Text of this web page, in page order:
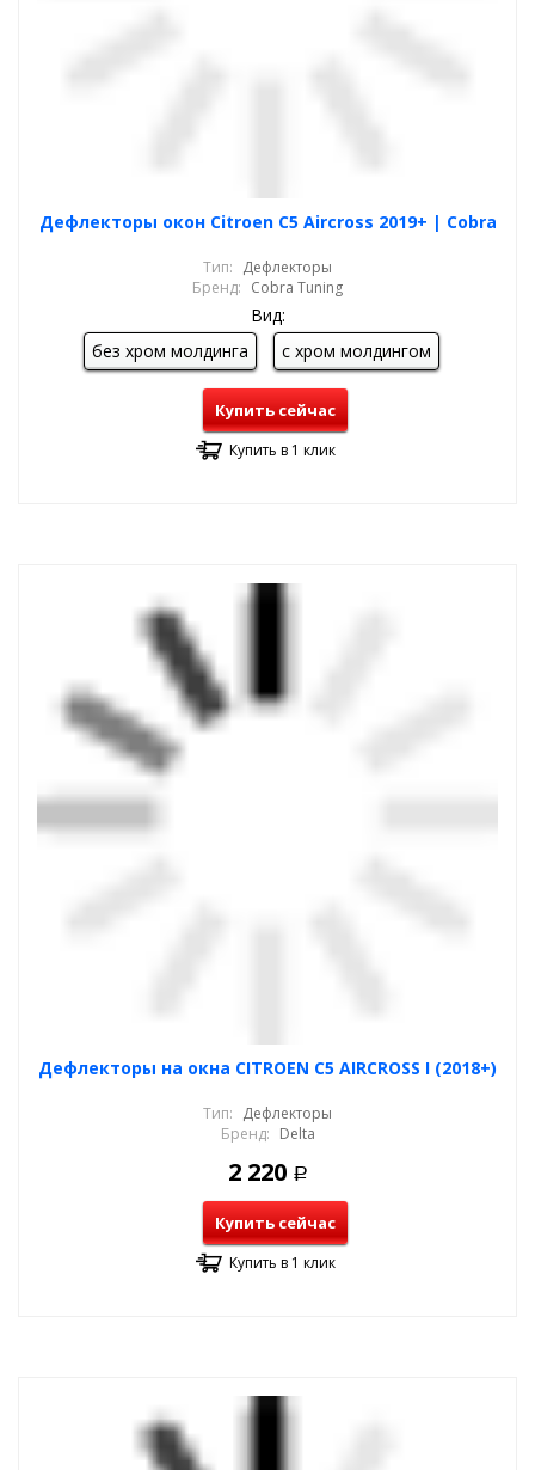
Дефлекторы окон Citroen C5 Aircross 2019+ | Cobra
Тип: Дефлекторы
Бренд: Cobra Tuning
Вид:
без хром молдинга
с хром молдингом
Купить сейчас
Купить в 1 клик
Дефлекторы на окна CITROEN C5 AIRCROSS I (2018+)
Тип: Дефлекторы
Бренд: Delta
2 220 Р
Купить сейчас
Купить в 1 клик